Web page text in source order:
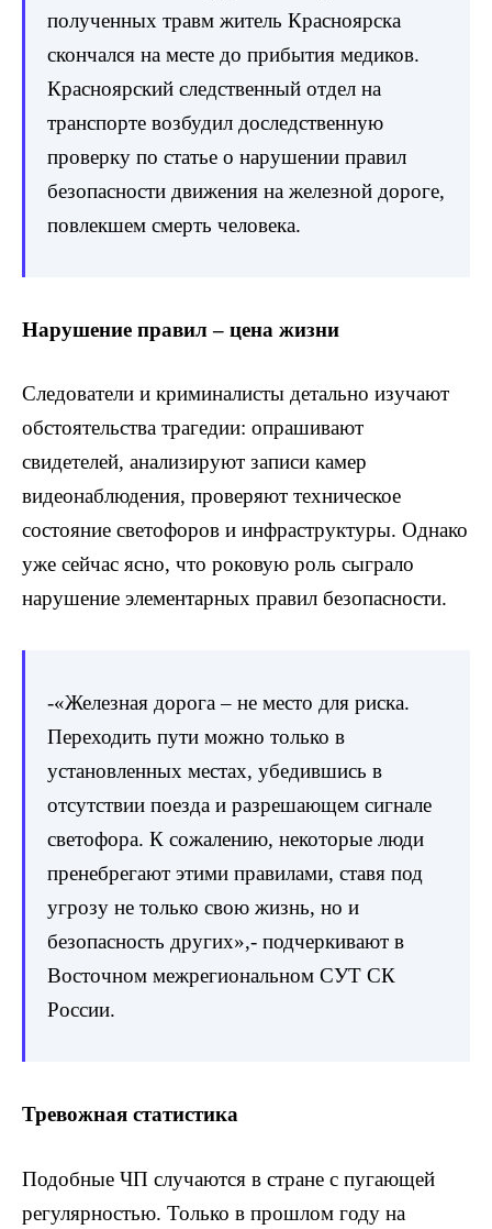
полученных травм житель Красноярска
скончался на месте до прибытия медиков.
Красноярский следственный отдел на
транспорте возбудил доследственную
проверку по статье о нарушении правил
безопасности движения на железной дороге,
повлекшем смерть человека.
Нарушение правил – цена жизни
Следователи и криминалисты детально изучают
обстоятельства трагедии: опрашивают
свидетелей, анализируют записи камер
видеонаблюдения, проверяют техническое
состояние светофоров и инфраструктуры. Однако
уже сейчас ясно, что роковую роль сыграло
нарушение элементарных правил безопасности.
-«Железная дорога – не место для риска.
Переходить пути можно только в
установленных местах, убедившись в
отсутствии поезда и разрешающем сигнале
светофора. К сожалению, некоторые люди
пренебрегают этими правилами, ставя под
угрозу не только свою жизнь, но и
безопасность других»,- подчеркивают в
Восточном межрегиональном СУТ СК
России.
Тревожная статистика
Подобные ЧП случаются в стране с пугающей
регулярностью. Только в прошлом году на